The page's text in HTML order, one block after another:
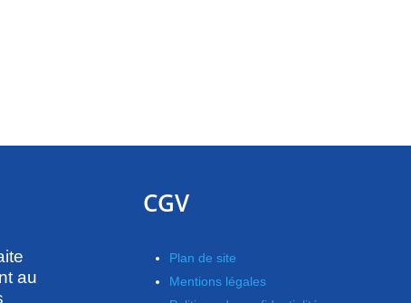
au
CGV
Plan de site
Mentions légales